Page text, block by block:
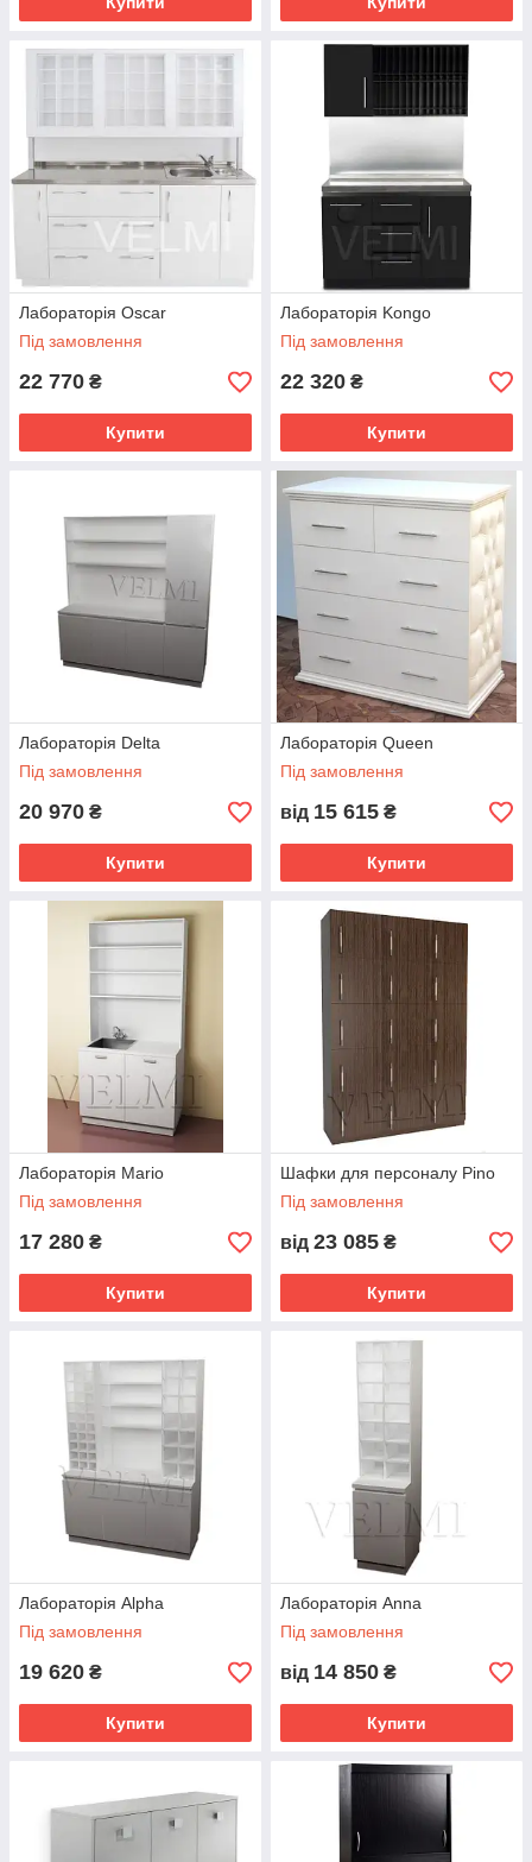
Лабораторія Oscar
Під замовлення
22 770 ₴
Купити
Лабораторія Kongo
Під замовлення
22 320 ₴
Купити
Лабораторія Delta
Під замовлення
20 970 ₴
Купити
Лабораторія Queen
Під замовлення
від 15 615 ₴
Купити
Лабораторія Mario
Під замовлення
17 280 ₴
Купити
Шафки для персоналу Pino
Під замовлення
від 23 085 ₴
Купити
Лабораторія Alpha
Під замовлення
19 620 ₴
Купити
Лабораторія Anna
Під замовлення
від 14 850 ₴
Купити